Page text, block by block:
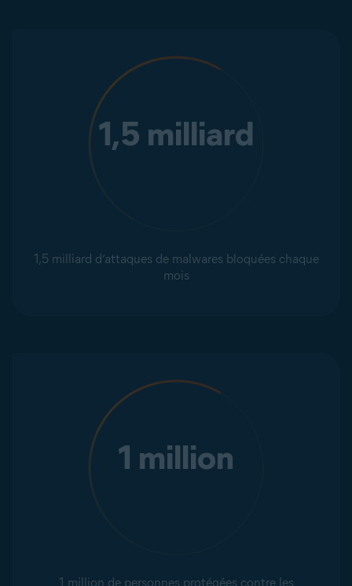
1,5 milliard
1,5 milliard d’attaques de malwares bloquées chaque
mois
1 million
1 million de personnes protégées contre les